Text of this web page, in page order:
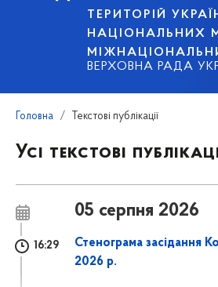
ТЕРИТОРІЙ
НАЦІОНАЛЬНИХ
ВЕРХОВНА РАДА
Головна Текстові публікації
Усі текстові
05 серпня 2026
16:29
Стенограма засідання
2026 р.